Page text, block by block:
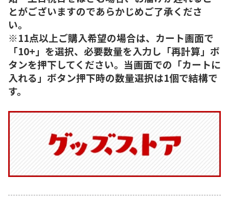
とがございますのであらかじめご了承くださ
い。
※11点以上ご購入希望の場合は、カート画面で
「10+」を選択、必要数量を入力し「再計算」ボ
タンを押下してください。当画面での「カートに
入れる」ボタン押下時の数量選択は1個で結構で
す。